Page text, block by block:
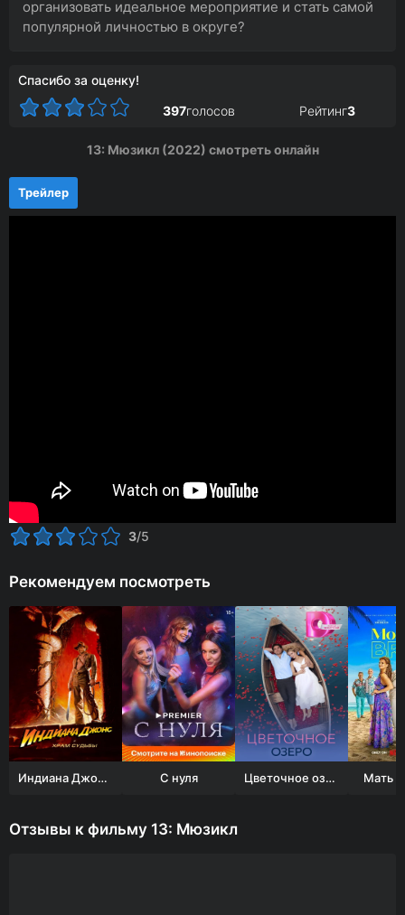
организовать идеальное мероприятие и стать самой
популярной личностью в округе?
Спасибо за оценку!
397голосов Рейтинг3
13: Мюзикл (2022) смотреть онлайн
Трейлер
3/5
Рекомендуем посмотреть
Индиана Джонс и Храм судьбы С нуля Цветочное озеро Мать
Отзывы к фильму 13: Мюзикл